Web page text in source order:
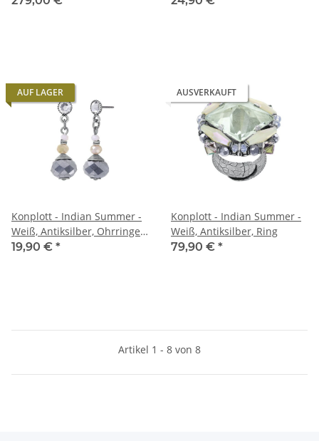
AUF LAGER
Konplott - Indian Summer -
Weiß, Antiksilber, Ohrringe
mit Stecker und
19,90 € *
AUSVERKAUFT
Konplott - Indian Summer -
Weiß, Antiksilber, Ring
79,90 € *
Artikel 1 - 8 von 8